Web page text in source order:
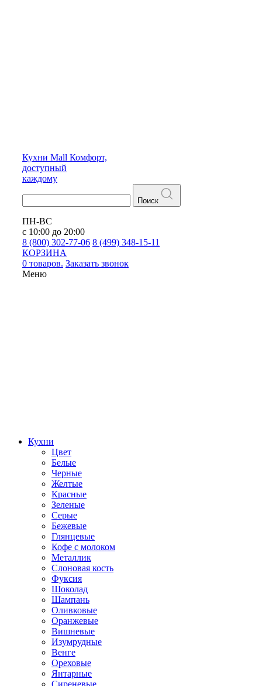
Кухни Mall Комфорт,
доступный
каждому
Поиск
ПН-ВС
с 10:00 до 20:00
8 (800) 302-77-06 8 (499) 348-15-11
КОРЗИНА
0 товаров. Заказать звонок
Меню
Кухни
Цвет
Белые
Черные
Желтые
Красные
Зеленые
Серые
Бежевые
Глянцевые
Кофе с молоком
Металлик
Слоновая кость
Фуксия
Шоколад
Шампань
Оливковые
Оранжевые
Вишневые
Изумрудные
Венге
Ореховые
Янтарные
Сиреневые